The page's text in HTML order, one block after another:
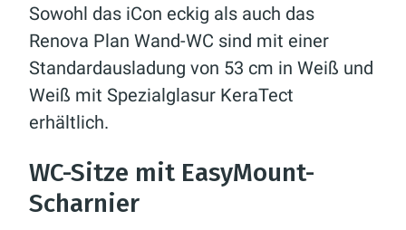
Sowohl das iCon eckig als auch das
Renova Plan Wand-WC sind mit einer
Standardausladung von 53 cm in Weiß und
Weiß mit Spezialglasur KeraTect
erhältlich.
WC-Sitze mit EasyMount-
Scharnier